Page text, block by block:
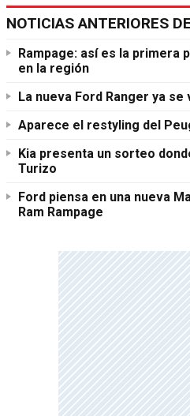
NOTICIAS ANTERIORES
Rampage: así es la primera
en la región
La nueva Ford Ranger ya
Aparece el restyling del
Kia presenta un sorteo
Turizo
Ford piensa en una nueva
Ram Rampage